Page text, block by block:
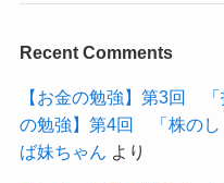
Recent Comments
【お金の勉強】第3回 「
の勉強】第4回 「株のし
ば妹ちゃん より